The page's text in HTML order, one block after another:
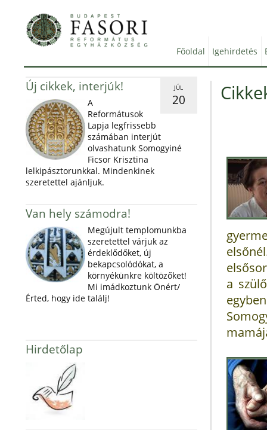
Főoldal Igehirdetés
JÚL
20
Új cikkek, interjúk!
A
Reformátusok
Lapja legfrissebb
számában interjút
olvashatunk Somogyiné
Ficsor Krisztina
lelkipásztorunkkal. Mindenkinek
szeretettel ajánljuk.
Van hely számodra!
Megújult templomunkba
szeretettel várjuk az
érdeklődőket, új
bekapcsolódókat, a
környékünkre költözőket!
Mi imádkoztunk Önért/
Érted, hogy ide találj!
Hirdetőlap
a